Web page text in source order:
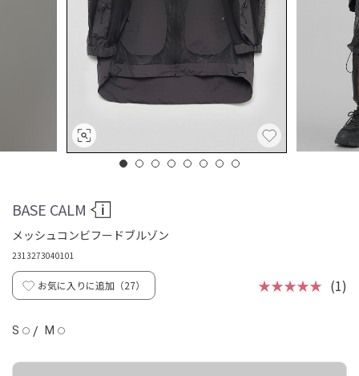
BASE CALM
メッシュコンビフードブルゾン
2313273040101
お気に入りに追加（27） ★★★★★ (1)
S ◯ / M ◯